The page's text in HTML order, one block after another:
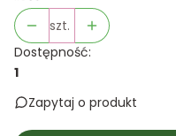
szt.
Dostępność:
1
Zapytaj o produkt